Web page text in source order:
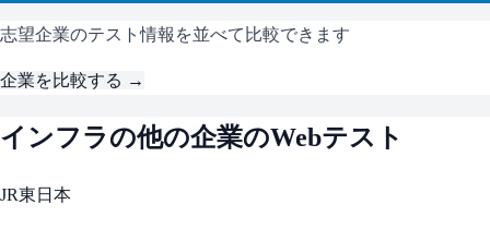
志望企業のテスト情報を並べて比較できます
企業を比較する →
インフラの他の企業のWebテスト
JR東日本